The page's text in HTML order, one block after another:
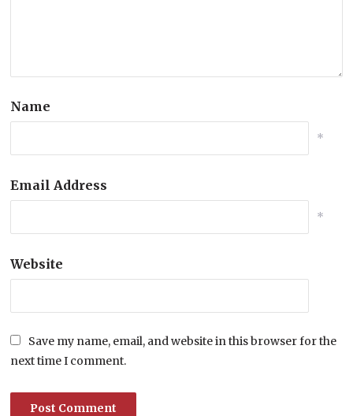
Name
*
Email Address
*
Website
Save my name, email, and website in this browser for the
next time I comment.